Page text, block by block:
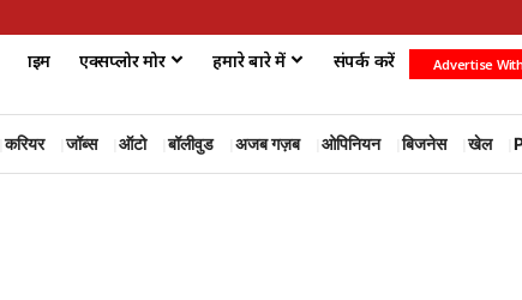
क्राइम एक्सप्लोर मोर हमारे बारे में संपर्क करें Advertise
करियर जॉब्स ऑटो बॉलीवुड अजब गज़ब ओपिनियन बिजनेस खेल